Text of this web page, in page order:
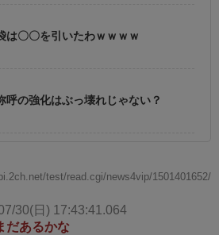
は〇〇を引いたわｗｗｗｗ
呼の強化はぶっ壊れじゃない？
test/read.cgi/news4vip/1501401652/
30(日) 17:43:41.064
だあるかな